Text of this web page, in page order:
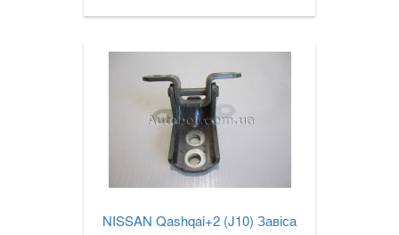
NISSAN Qashqai+2 (J10) Завіса